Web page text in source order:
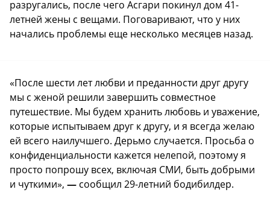
разругались, после чего Асгари покинул дом 41-
летней жены с вещами. Поговаривают, что у них
начались проблемы еще несколько месяцев назад.
«После шести лет любви и преданности друг другу
мы с женой решили завершить совместное
путешествие. Мы будем хранить любовь и уважение,
которые испытываем друг к другу, и я всегда желаю
ей всего наилучшего. Дерьмо случается. Просьба о
конфиденциальности кажется нелепой, поэтому я
просто попрошу всех, включая СМИ, быть добрыми
и чуткими», — сообщил 29-летний бодибилдер.